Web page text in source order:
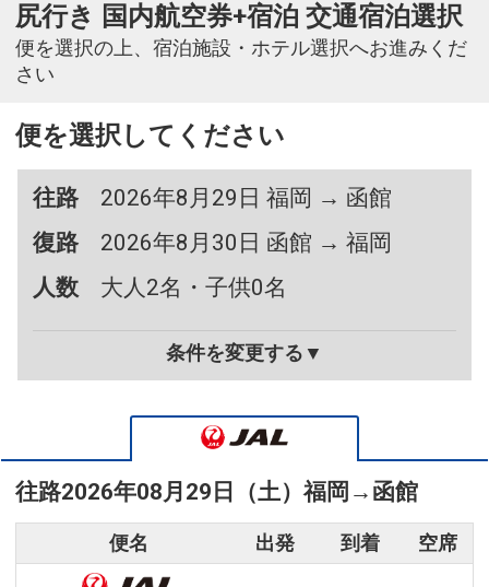
尻行き 国内航空券+宿泊 交通宿泊選択
便を選択の上、宿泊施設・ホテル選択へお進みくだ
さい
便を選択してください
往路
2026年8月29日 福岡 → 函館
復路
2026年8月30日 函館 → 福岡
人数
大人2名・子供0名
条件を変更する▼
往路2026年08月29日（土）福岡 → 函館
便名 出発 到着 空席